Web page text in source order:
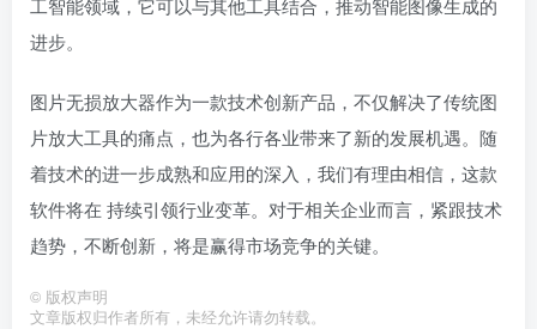
工智能领域，它可以与其他工具结合，推动智能图像生成的
进步。
图片无损放大器作为一款技术创新产品，不仅解决了传统图
片放大工具的痛点，也为各行各业带来了新的发展机遇。随
着技术的进一步成熟和应用的深入，我们有理由相信，这款
软件将在 持续引领行业变革。对于相关企业而言，紧跟技术
趋势，不断创新，将是赢得市场竞争的关键。
© 版权声明
文章版权归作者所有，未经允许请勿转载。